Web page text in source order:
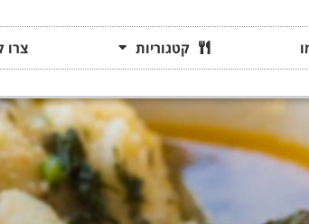
קטגוריות צרו